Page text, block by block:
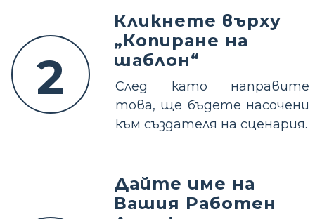
2
Кликнете върху
„Копиране на
шаблон“
След като направите
това, ще бъдете насочени
към създателя на сценария.
Дайте име на
Вашия Работен